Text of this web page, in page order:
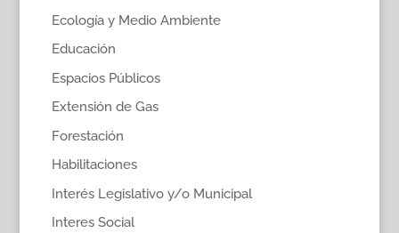
Ecología y Medio Ambiente
Educación
Espacios Públicos
Extensión de Gas
Forestación
Habilitaciones
Interés Legislativo y/o Municipal
Interes Social